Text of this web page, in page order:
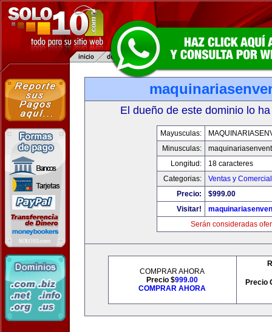
El dueño de este dominio lo
Mayusculas:
Minusculas:
Longitud:
18 caracteres
Categorias:
Ventas y
Precio:
$999.00
Visitar!
Serán consideradas
COMPRAR AHORA
Precio $999.00
COMPRAR AHORA
Precio